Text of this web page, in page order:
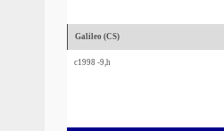
Galileo (CS)
c1998 -9,h